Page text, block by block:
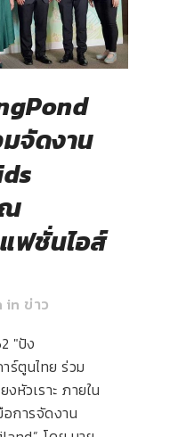
มจัดงาน
ฟชั่นไอส์
in ข่าว
"ปัง
ร์ตูนไทย ร่วม
หัวเราะ ภายใน
การจัดงาน